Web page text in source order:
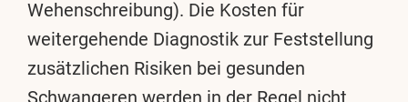
Wehenschreibung). Die Kosten für
weitergehende Diagnostik zur Feststellung
zusätzlichen Risiken bei gesunden